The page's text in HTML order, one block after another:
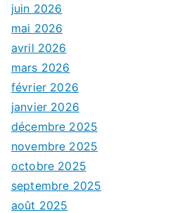
juin 2026
mai 2026
avril 2026
mars 2026
février 2026
janvier 2026
décembre 2025
novembre 2025
octobre 2025
septembre 2025
août 2025